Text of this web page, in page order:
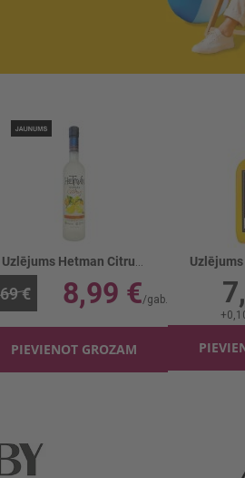
Uzlējums Hetman Citrus 38%
€ 8,99 €
PIEVIENOT GROZAM
+